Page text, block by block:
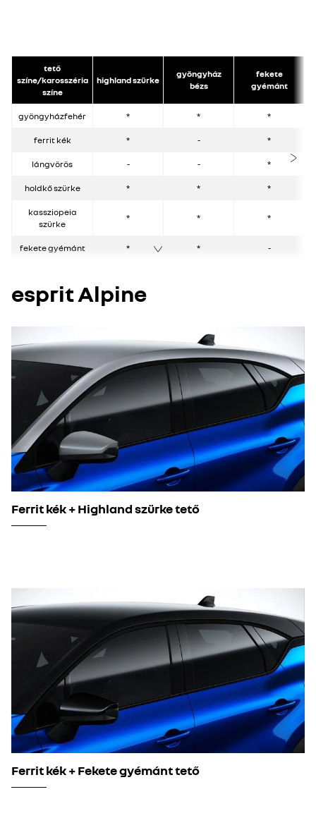
tető
színe/karosszéria
színe
highland szürke
gyöngyház
bézs
fekete
gyémánt
gyöngyházfehér * * *
ferrit kék * - *
lángvörös - - *
holdkő szürke * * *
kassziopeia
szürke
* * *
fekete gyémánt * * -
esprit Alpine
Ferrit kék + Highland szürke tető
Ferrit kék + Fekete gyémánt tető